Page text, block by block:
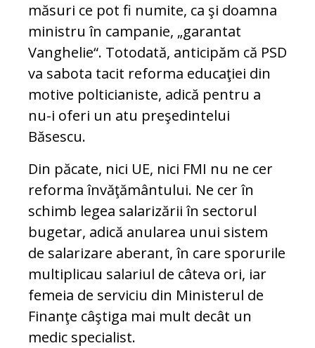
măsuri ce pot fi numite, ca şi doamna
ministru în campanie, „garantat
Vanghelie“. Totodată, anticipăm că PSD
va sabota tacit reforma educaţiei din
motive polticianiste, adică pentru a
nu-i oferi un atu preşedintelui
Băsescu.
Din păcate, nici UE, nici FMI nu ne cer
reforma învăţământului. Ne cer în
schimb legea salarizării în sectorul
bugetar, adică anularea unui sistem
de salarizare aberant, în care sporurile
multiplicau salariul de câteva ori, iar
femeia de serviciu din Ministerul de
Finanţe câştiga mai mult decât un
medic specialist.